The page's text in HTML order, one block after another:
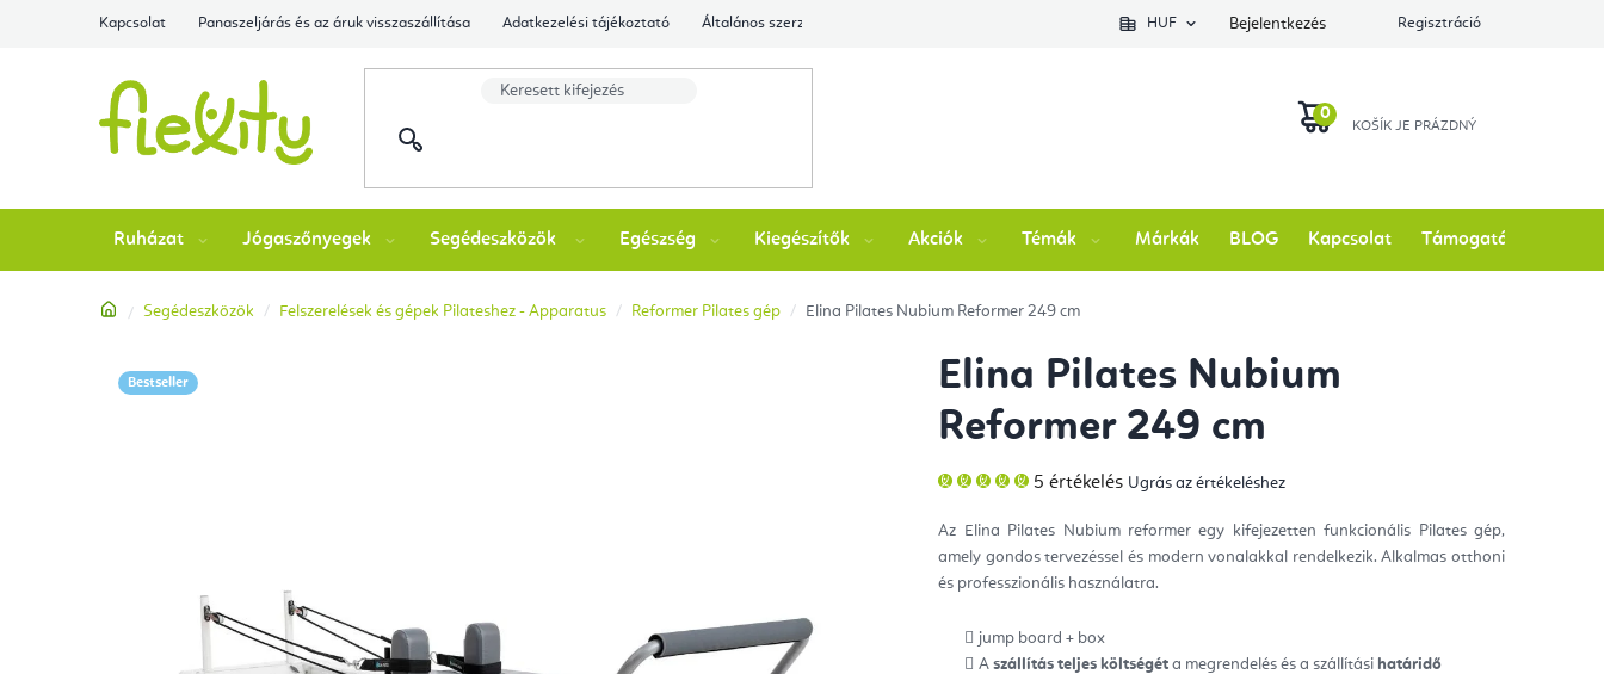
Kapcsolat Panaszeljárás és az áruk visszaszállítása Adatkezelési tájékoztató Általános szerződési feltételek Ellenőrizze a rendelés állapotátHUF Bejelentkezés Regisztráció
Ruházat Jógaszőnyegek Segédeszközök Egészség Kiegészítők Akciók Témák Márkák BLOG Kapcsolat Támogatás
Kezdőlap
Segédeszközök Felszerelések és gépek Pilateshez - Apparatus Reformer Pilates gép Elina Pilates Nubium Reformer 249 cm
Elina Pilates Nubium
Reformer 249 cm
A
termék
5-
5,0
csillag.
5 értékelés Ugrás az értékeléshez
Az Elina Pilates Nubium reformer egy kifejezetten funkcionális Pilates gép,
amely gondos tervezéssel és modern vonalakkal rendelkezik. Alkalmas otthoni
és professzionális használatra.
jump board + box
Aszállítás teljes költségét a megrendelés és a szállítási határidő
Bestseller